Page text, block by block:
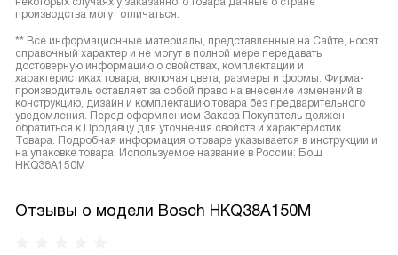
производства могут отличаться.
** Все информационные материалы, представленные на Сайте, носят
справочный характер и не могут в полной мере передавать
достоверную информацию о свойствах, комплектации и
характеристиках товара, включая цвета, размеры и формы. Фирма-
производитель оставляет за собой право на внесение изменений в
конструкцию, дизайн и комплектацию товара без предварительного
уведомления. Перед оформлением Заказа Покупатель должен
обратиться к Продавцу для уточнения свойств и характеристик
Товара. Подробная информация о товаре указывается в инструкции и
на упаковке товара. Используемое название в России: Бош
HKQ38A150M
Отзывы о модели Bosch HKQ38A150M